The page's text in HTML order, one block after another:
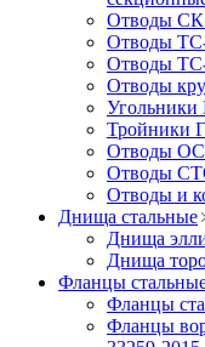
Отводы СК
Отводы ТС-
Отводы ТС-
Отводы
Тройники
Отводы
Отводы
Отводы и
Днища стальные
Днища
Днища
Фланцы
Фланцы
Фланцы